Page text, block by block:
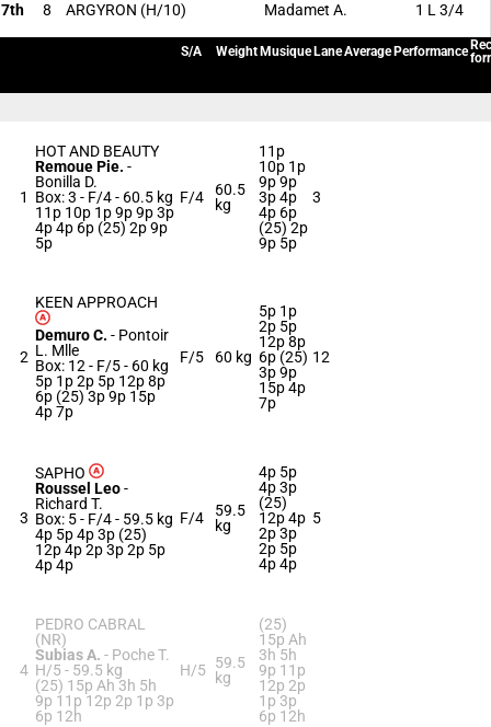
7th 8 ARGYRON (H/10) Madamet A. 1 L 3/4
S/A Weight Musique LaneAverage Performance
1
HOT AND BEAUTY
Remoue Pie. -
Bonilla D.
Box: 3 - F/4 - 60.5 kg
11p 10p 1p 9p 9p 3p
4p 4p 6p (25) 2p 9p
5p
F/4
60.5
kg
11p
10p 1p
9p 9p
3p 4p
4p 6p
(25) 2p
9p 5p
3
2
KEEN APPROACH
Demuro C. - Pontoir
L. Mlle
Box: 12 - F/5 - 60 kg
5p 1p 2p 5p 12p 8p
6p (25) 3p 9p 15p
4p 7p
F/5 60 kg
5p 1p
2p 5p
12p 8p
6p (25)
3p 9p
15p 4p
7p
12
3
SAPHO
Roussel Leo-
Richard T.
Box: 5 - F/4 - 59.5 kg
4p 5p 4p 3p (25)
12p 4p 2p 3p 2p 5p
4p 4p
F/4
59.5
kg
4p 5p
4p 3p
(25)
12p 4p
2p 3p
2p 5p
4p 4p
5
4
PEDRO CABRAL
(NR)
Subias A. - Poche T.
H/5 - 59.5 kg
(25) 15p Ah 3h 5h
9p 11p 12p 2p 1p 3p
6p 12h
H/5
59.5
kg
(25)
15p Ah
3h 5h
9p 11p
12p 2p
1p 3p
6p 12h